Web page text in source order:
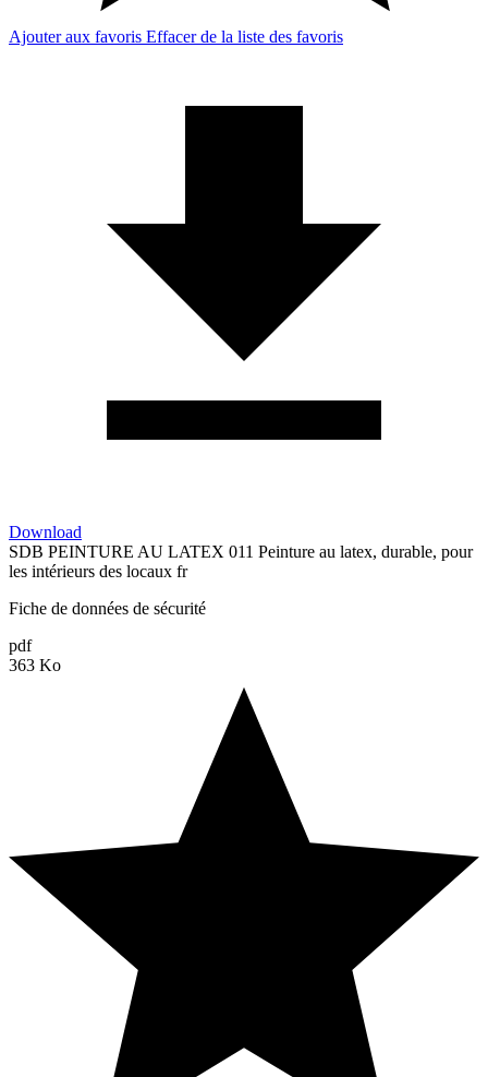
Ajouter aux favoris Effacer de la liste des favoris
Download
SDB PEINTURE AU LATEX 011 Peinture au latex, durable, pour
les intérieurs des locaux fr
Fiche de données de sécurité
pdf
363 Ko